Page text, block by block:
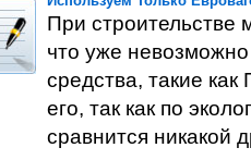
При строительстве
что уже
средства, такие
его, так как по
сравнится никакой